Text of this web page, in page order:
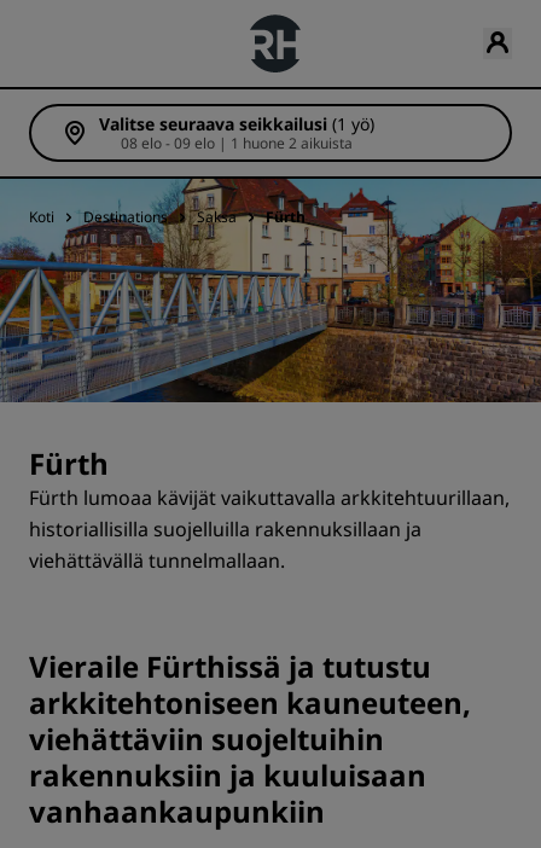
Valitse seuraava seikkailusi (1 yö)
08 elo - 09 elo | 1 huone 2 aikuista
Koti Destinations Saksa Fürth
Fürth
Fürth lumoaa kävijät vaikuttavalla arkkitehtuurillaan,
historiallisilla suojelluilla rakennuksillaan ja
viehättävällä tunnelmallaan.
Vieraile Fürthissä ja tutustu
arkkitehtoniseen kauneuteen,
viehättäviin suojeltuihin
rakennuksiin ja kuuluisaan
vanhaankaupunkiin